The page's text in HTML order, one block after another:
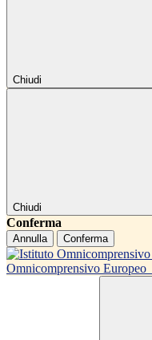
Chiudi
Chiudi
Conferma
Annulla Conferma
Omnicomprensivo Europeo